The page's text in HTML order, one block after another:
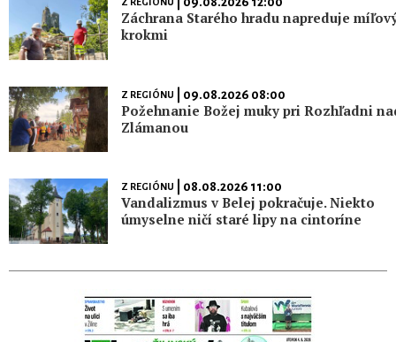
Z REGIÓNU
Záchrana Starého hradu napreduje
krokmi
Z REGIÓNU | 09.08.2026 08:00
Požehnanie Božej muky pri Rozhľadni
Zlámanou
Z REGIÓNU | 08.08.2026 11:00
Vandalizmus v Belej pokračuje. Niekto
úmyselne ničí staré lipy na cintoríne